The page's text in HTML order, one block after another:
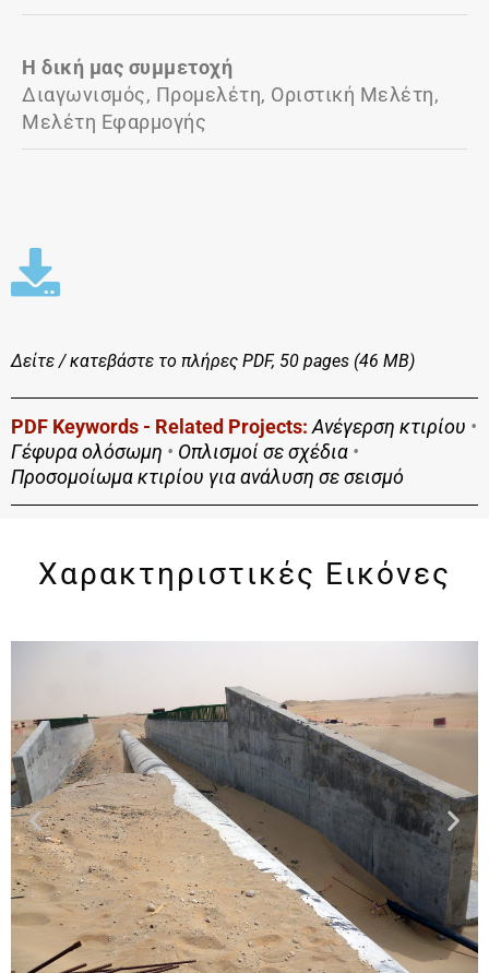
Η δική μας συμμετοχή
Διαγωνισμός, Προμελέτη, Οριστική Μελέτη,
Μελέτη Εφαρμογής
Δείτε / κατεβάστε το πλήρες PDF, 50 pages (46 MΒ)
PDF Keywords - Related Projects: Ανέγερση κτιρίου •
Γέφυρα ολόσωμη • Οπλισμοί σε σχέδια •
Προσομοίωμα κτιρίου για ανάλυση σε σεισμό
Χαρακτηριστικές Εικόνες